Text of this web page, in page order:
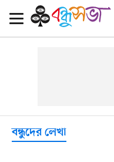
বন্ধুদের লেখা